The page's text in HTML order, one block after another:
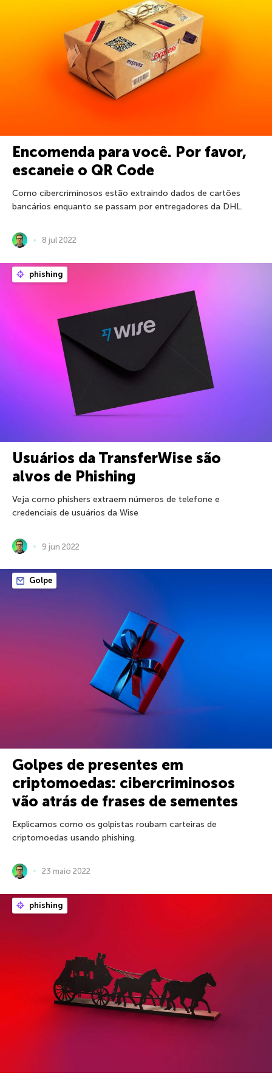
Encomenda para você. Por favor,
escaneie o QR Code
Como cibercriminosos estão extraindo dados de cartões
bancários enquanto se passam por entregadores da DHL.
8 jul 2022
phishing
Usuários da TransferWise são
alvos de Phishing
Veja como phishers extraem números de telefone e
credenciais de usuários da Wise
9 jun 2022
Golpe
Golpes de presentes em
criptomoedas: cibercriminosos
vão atrás de frases de sementes
Explicamos como os golpistas roubam carteiras de
criptomoedas usando phishing.
23 maio 2022
phishing